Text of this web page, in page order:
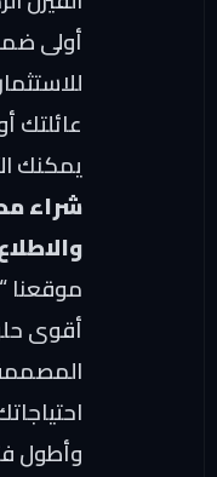
أولى
عائلتك
يمكنك
شراء
موقعنا
أقوى
وأطول